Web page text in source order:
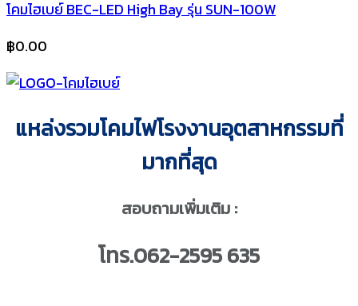
โคมไฮเบย์ BEC-LED High Bay รุ่น SUN-100W
฿0.00
แหล่งรวมโคมไฟโรงงานอุตสาหกรรมที่
มากที่สุด
สอบถามเพิ่มเติม :
โทร.062-2595 635